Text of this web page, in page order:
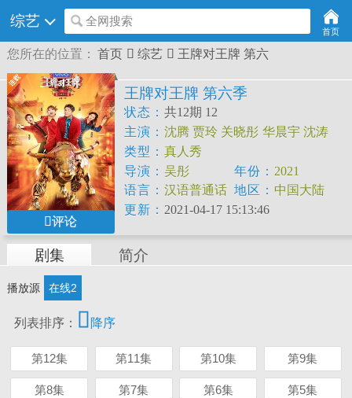
综艺 全网搜索
首页
您所在的位置： 首页  综艺  王牌对王牌 第六
评论
王牌对王牌 第六季
状态： 共12期 12
主演： 沈腾 贾玲 关晓彤 华晨宇 沈涛
宋亚轩 雷佳音
迪
类型： 真人秀
导演： 吴彤 年份： 2021
语言： 汉语普通话 地区： 中国大陆
更新： 2021-04-17 15:13:46
剧集 简介
播放源 在线2
列表排序：  降序
第12集 第11集 第10集 第9集
第8集 第7集 第6集 第5集